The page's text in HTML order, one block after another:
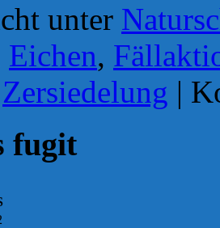
unter
Eichen,
Zersiedelung |
fugit